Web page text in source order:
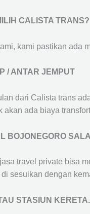
CALISTA TRANS?
kami pastikan ada
/ ANTAR JEMPUT
dari Calista trans
akan ada biaya
BOJONEGORO
travel private bisa
sesuikan dengan
STASIUN KERETA.